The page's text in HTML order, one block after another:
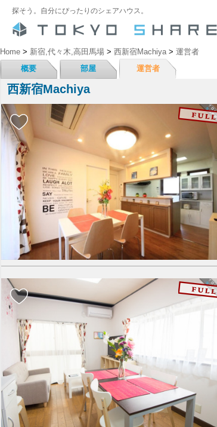
探そう。自分にぴったりのシェアハウス。
Home > 新宿,代々木,高田馬場 > 西新宿Machiya> 運営者
概要
部屋 運営者
西新宿Machiya